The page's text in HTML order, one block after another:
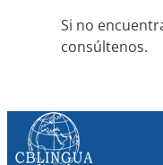
Si no
consúltenos.